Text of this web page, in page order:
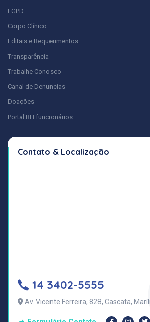
LGPD
Corpo Clínico
Editais e Requerimentos
Transparência
Trabalhe Conosco
Canal de Denuncias
Doações
Portal RH funcionários
Contato & Localização
14 3402-5555
Av. Vicente Ferreira, 828, Cascata,